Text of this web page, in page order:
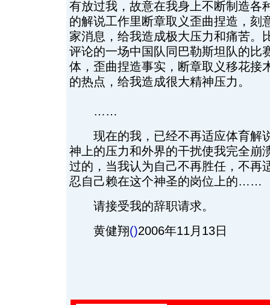
有放过我，故意在我身上不断制造各
的解说工作里断章取义歪曲捏造，刻
家消息，给我造成极大压力和痛苦。
评论的一场中国队同巴勒斯坦队的比
体，歪曲捏造事实，断章取义移花接
的热点，给我造成很大精神压力。
……
现在的我，已经不再适应体育解
神上的压力和外界的干扰使我完全崩
过的，当我认为自己不再胜任，不再
忍自己赖在这个神圣的岗位上的……
请接受我的辞职请求。
黄健翔()2006年11月13日